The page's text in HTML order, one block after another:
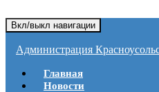
Вкл/выкл навигации
Администрация
Главная
Новости